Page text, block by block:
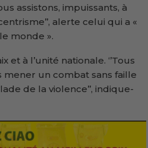
assistons, impuissants, à
alerte celui qui a «
monde ».
et à l’unité nationale. ‘’Tous
mener un combat sans faille
de la violence’’, indique-